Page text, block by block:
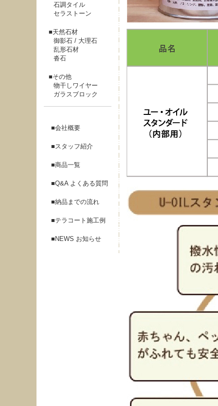
石調タイル
セラストーン
天然石材
御影石 / 大理石
乱形石材
沓石
その他
物干しワイヤー
ガラスブロック
会社概要
スタッフ紹介
商品一覧
Q&A よくある質問
納品までの流れ
テラコート施工例
NEWS お知らせ